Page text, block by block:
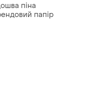
піна
папір